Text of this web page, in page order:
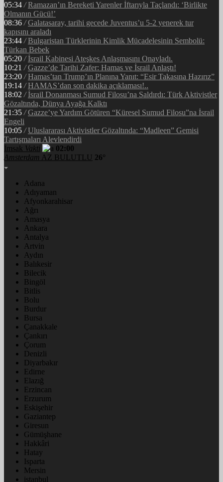
05:34 / Ramazan’ın Bereketi Yarenler İftarıyla Taçlandı: ‘Birlikte
Olmanın Gücü!’
08:36 / Galatasaray, tarihi gecede Juventus’u 5-2 yenerek tur
kapısını araladı
23:44 / Bulgaristan Türklerinin Kimlik Mücadelesinin Sembolü:
Türkan Bebek
05:20 / İsrail Kabinesi Ateşkes Anlaşmasını Onayladı.
10:21 / Gazze’de Tarihi Zafer: Hamas ve İsrail Anlaştı!
23:20 / Hamas’tan Trump’ın Planına Yanıt: “Esir Takasına Hazırız”
19:14 / HAMAS’dan son dakika açıklaması!..
18:02 / İsrail Donanması Sumud Filosu’na Saldırdı: Türk Aktivistler
Gözaltında, Dünya Ayağa Kalktı
21:35 / Gazze’ye Yardım Götüren “Küresel Sumud Filosu”na İsrail
Engeli
10:05 / Uluslararası Aktivistler Gözaltında: “Madleen” Gemisi
Tartışmaları Alevlendirdi
İmsak Vakti
02:00
Amsterdam AZ BULUTLU 26°
Adana
Adıyaman
Afyonkarahisar
Ağrı
Amasya
Ankara
Antalya
Artvin
Aydın
Balıkesir
Bilecik
Bingöl
Bitlis
Bolu
Burdur
Bursa
Çanakkale
Çankırı
Çorum
Denizli
Diyarbakır
Edirne
Elazığ
Erzincan
Erzurum
Eskişehir
Gaziantep
Giresun
Gümüşhane
Hakkâri
Hatay
Isparta
Mersin
istanbul